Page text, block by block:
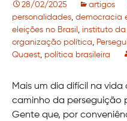
28/02/2025 artigos
personalidades, democracia
eleições no Brasil , instituto
organização política,
Quaest, política brasileira
Mais um dia difícil na
caminho da perseguição
Gente que, por